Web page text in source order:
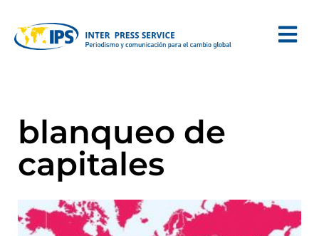
blanqueo de
capitales